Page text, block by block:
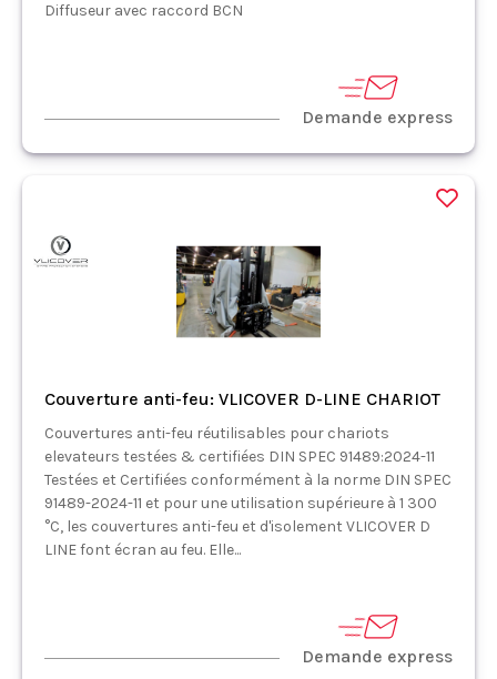
Diffuseur avec raccord BCN
Demande express
Couverture anti-feu: VLICOVER D-LINE CHARIOT
Couvertures anti-feu réutilisables pour chariots
elevateurs testées & certifiées DIN SPEC 91489:2024-11
Testées et Certifiées conformément à la norme DIN SPEC
91489-2024-11 et pour une utilisation supérieure à 1 300
°C, les couvertures anti-feu et d'isolement VLICOVER D
LINE font écran au feu. Elle...
Demande express